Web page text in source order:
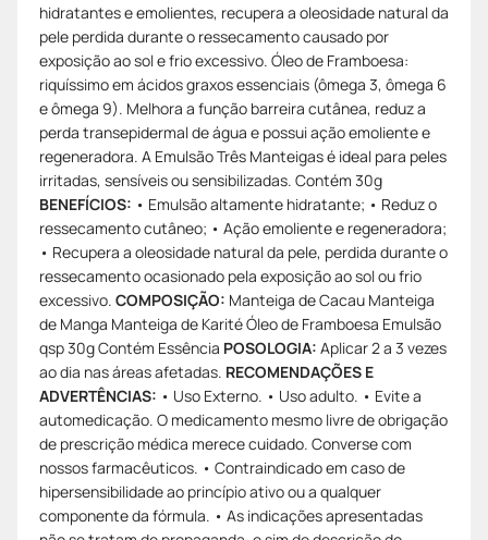
hidratantes e emolientes, recupera a oleosidade natural da
pele perdida durante o ressecamento causado por
exposição ao sol e frio excessivo. Óleo de Framboesa:
riquíssimo em ácidos graxos essenciais (ômega 3, ômega 6
e ômega 9). Melhora a função barreira cutânea, reduz a
perda transepidermal de água e possui ação emoliente e
regeneradora. A Emulsão Três Manteigas é ideal para peles
irritadas, sensíveis ou sensibilizadas. Contém 30g
BENEFÍCIOS: • Emulsão altamente hidratante; • Reduz o
ressecamento cutâneo; • Ação emoliente e regeneradora;
• Recupera a oleosidade natural da pele, perdida durante o
ressecamento ocasionado pela exposição ao sol ou frio
excessivo. COMPOSIÇÃO: Manteiga de Cacau Manteiga
de Manga Manteiga de Karité Óleo de Framboesa Emulsão
qsp 30g Contém Essência POSOLOGIA: Aplicar 2 a 3 vezes
ao dia nas áreas afetadas. RECOMENDAÇÕES E
ADVERTÊNCIAS: • Uso Externo. • Uso adulto. • Evite a
automedicação. O medicamento mesmo livre de obrigação
de prescrição médica merece cuidado. Converse com
nossos farmacêuticos. • Contraindicado em caso de
hipersensibilidade ao princípio ativo ou a qualquer
componente da fórmula. • As indicações apresentadas